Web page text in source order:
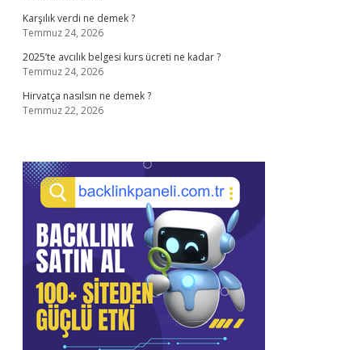
Karşılık verdi ne demek ?
Temmuz 24, 2026
2025’te avcılık belgesi kurs ücreti ne kadar ?
Temmuz 24, 2026
Hirvatça nasılsın ne demek ?
Temmuz 22, 2026